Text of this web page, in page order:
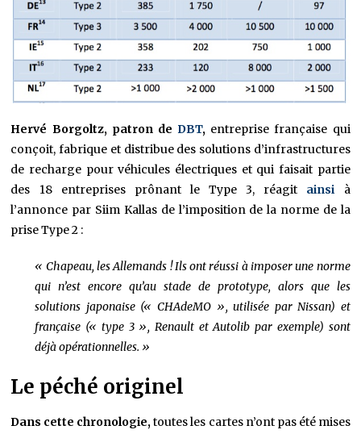
Hervé Borgoltz, patron deDBT, entreprise française qui
conçoit, fabrique et distribue des solutions d’infrastructures
de recharge pour véhicules électriques et qui faisait partie
des 18 entreprises prônant le Type 3, réagit ainsi à
l’annonce par Siim Kallas de l’imposition de la norme de la
prise Type 2 :
« Chapeau, les Allemands ! Ils ont réussi à imposer une norme
qui n’est encore qu’au stade de prototype, alors que les
solutions japonaise (« CHAdeMO », utilisée par Nissan) et
française (« type 3 », Renault et Autolib par exemple) sont
déjà opérationnelles. »
Le péché originel
Dans cette chronologie,toutes les cartes n’ont pas été mises